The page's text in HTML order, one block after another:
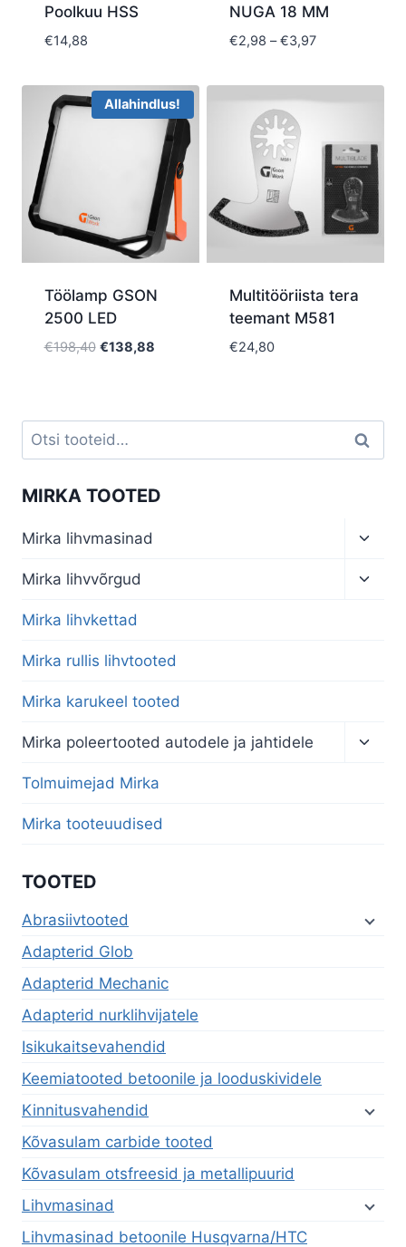
Poolkuu HSS
€14,88
NUGA 18 MM
€2,98 – €3,97Price
€2,98
through
Allahindlus!
Töölamp GSON
2500 LED
€198,40 Algne
€138,88Current
Multitööriista tera
teemant M581
€24,80
Otsi: Otsi
MIRKA TOOTED
Mirka lihvmasinad
menu
Mirka lihvvõrgud
Mirka lihvkettad
Mirka rullis lihvtooted
Mirka karukeel tooted
Mirka poleertooted autodele ja jahtidele
Tolmuimejad Mirka
Mirka tooteuudised
TOOTED
Abrasiivtooted
Adapterid Glob
Adapterid Mechanic
Adapterid nurklihvijatele
Isikukaitsevahendid
Keemiatooted betoonile ja looduskividele
Kinnitusvahendid
Kõvasulam carbide tooted
Kõvasulam otsfreesid ja metallipuurid
Lihvmasinad
Lihvmasinad betoonile Husqvarna/HTC